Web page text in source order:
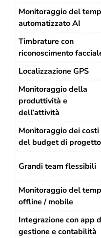
Monitoraggio del
automatizzato AI
Timbrature con
riconoscimento
Localizzazione GPS
Monitoraggio della
produttività e
dell’attività
Monitoraggio dei costi
del budget di progetto
Grandi team flessibili
Monitoraggio del
offline / mobile
Integrazione con app
gestione e contabilità